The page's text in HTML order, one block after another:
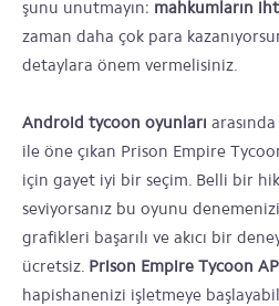
şunu unutmayın: mahkumların
zaman daha çok para
detaylara önem vermelisiniz.
Android tycoon oyunları
ile öne çıkan Prison Empire
için gayet iyi bir seçim. Belli bir
seviyorsanız bu oyunu
grafikleri başarılı ve akıcı bir
ücretsiz. Prison Empire Tycoon
hapishanenizi işletmeye